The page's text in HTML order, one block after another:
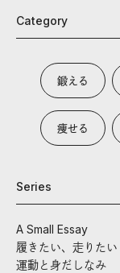
Category
鍛える
痩せる
Series
A Small Essay
履きたい、走りたい
運動と身だしなみ